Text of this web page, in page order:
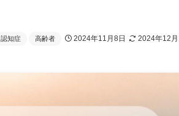
認知症 高齢者 2024年11月8日 2024年12月